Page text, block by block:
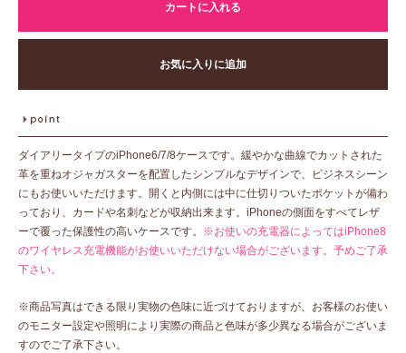
カートに入れる
お気に入りに追加
ダイアリータイプのiPhone6/7/8ケースです。緩やかな曲線でカットされた
革を重ねオジャガスターを配置したシンプルなデザインで、ビジネスシーン
にもお使いいただけます。開くと内側には中に仕切りついたポケットが備わ
っており、カードや名刺などが収納出来ます。iPhoneの側面をすべてレザ
ーで覆った保護性の高いケースです。 ※お使いの充電器によってはiPhone8
のワイヤレス充電機能がお使いいただけない場合がございます。予めご了承
下さい。
※商品写真はできる限り実物の色味に近づけておりますが、お客様のお使い
のモニター設定や照明により実際の商品と色味が多少異なる場合がございま
すのでご了承下さい。